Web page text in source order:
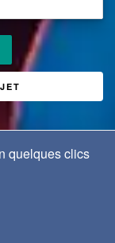
quelques clics